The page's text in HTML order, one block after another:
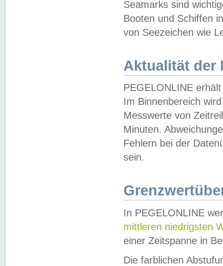
Seamarks sind
Booten und Schiffen
von Seezeichen wie
Aktualität der
PEGELONLINE
Im Binnenbereich
Messwerte von
Minuten.
Fehlern bei der
sein.
In PEGELONLINE
mittleren niedrigsten
einer Zeitspanne in
Die farblichen